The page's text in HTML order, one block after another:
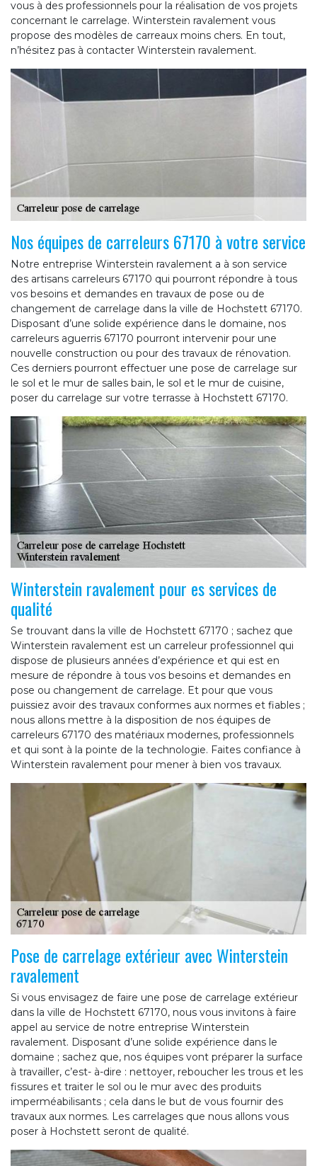
vous à des professionnels pour la réalisation de vos projets
concernant le carrelage. Winterstein ravalement vous
propose des modèles de carreaux moins chers. En tout,
n’hésitez pas à contacter Winterstein ravalement.
Nos équipes de carreleurs 67170 à votre service
Notre entreprise Winterstein ravalement a à son service
des artisans carreleurs 67170 qui pourront répondre à tous
vos besoins et demandes en travaux de pose ou de
changement de carrelage dans la ville de Hochstett 67170.
Disposant d’une solide expérience dans le domaine, nos
carreleurs aguerris 67170 pourront intervenir pour une
nouvelle construction ou pour des travaux de rénovation.
Ces derniers pourront effectuer une pose de carrelage sur
le sol et le mur de salles bain, le sol et le mur de cuisine,
poser du carrelage sur votre terrasse à Hochstett 67170.
Winterstein ravalement pour es services de
qualité
Se trouvant dans la ville de Hochstett 67170 ; sachez que
Winterstein ravalement est un carreleur professionnel qui
dispose de plusieurs années d’expérience et qui est en
mesure de répondre à tous vos besoins et demandes en
pose ou changement de carrelage. Et pour que vous
puissiez avoir des travaux conformes aux normes et fiables ;
nous allons mettre à la disposition de nos équipes de
carreleurs 67170 des matériaux modernes, professionnels
et qui sont à la pointe de la technologie. Faites confiance à
Winterstein ravalement pour mener à bien vos travaux.
Pose de carrelage extérieur avec Winterstein
ravalement
Si vous envisagez de faire une pose de carrelage extérieur
dans la ville de Hochstett 67170, nous vous invitons à faire
appel au service de notre entreprise Winterstein
ravalement. Disposant d’une solide expérience dans le
domaine ; sachez que, nos équipes vont préparer la surface
à travailler, c’est- à-dire : nettoyer, reboucher les trous et les
fissures et traiter le sol ou le mur avec des produits
imperméabilisants ; cela dans le but de vous fournir des
travaux aux normes. Les carrelages que nous allons vous
poser à Hochstett seront de qualité.